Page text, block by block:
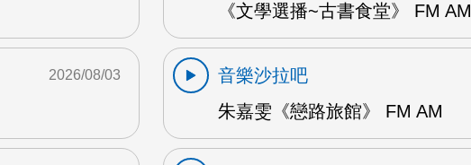
《文學選播~古書食堂》 FM AM
2026/08/03
音樂沙拉吧
朱嘉雯《戀路旅館》 FM AM